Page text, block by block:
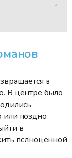
в
В центре было
или поздно
в
полноценной